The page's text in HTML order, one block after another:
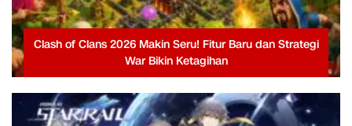
Clash of Clans 2026 Makin Seru! Fitur Baru dan Strategi
War Bikin Ketagihan